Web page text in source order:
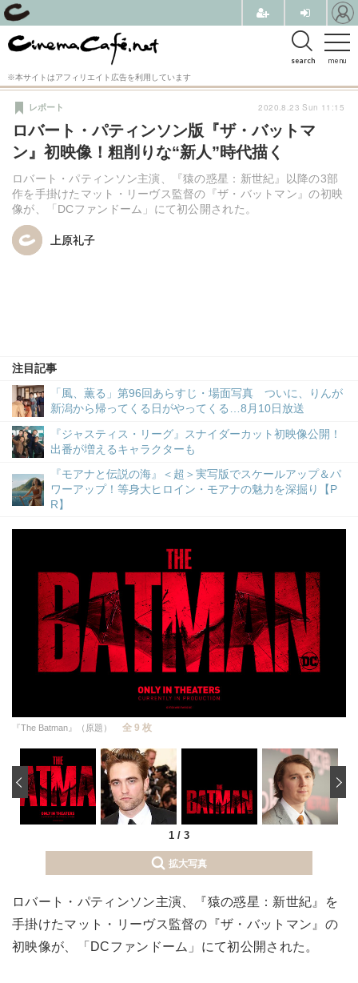
menu
search
※本サイトはアフィリエイト広告を利用しています
ロバート・パティンソン版『ザ・バットマ
ン』初映像！粗削りな“新人”時代描く
ロバート・パティンソン主演、『猿の惑星：新世紀』以降の3部
作を手掛けたマット・リーヴス監督の『ザ・バットマン』の初映
像が、「DCファンドーム」にて初公開された。
レポート
上原礼子
上原礼子
注目記事
「風、薫る」第96回あらすじ・場面写真 ついに、りんが
新潟から帰ってくる日がやってくる…8月10日放送
『ジャスティス・リーグ』スナイダーカット初映像公開！
出番が増えるキャラクターも
『モアナと伝説の海』＜超＞実写版でスケールアップ＆パ
ワーアップ！等身大ヒロイン・モアナの魅力を深掘り【P
R】
2020.8.23 Sun 11:15
『The Batman』（原題） 全 9 枚
1 / 3
‹
拡大写真
ロバート・パティンソン主演、『猿の惑星：新世紀』を
手掛けたマット・リーヴス監督の『ザ・バットマン』の
初映像が、「DCファンドーム」にて初公開された。